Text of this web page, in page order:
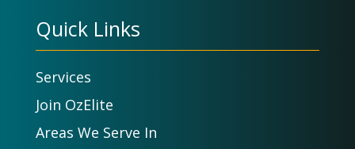
Quick Links
Services
Join OzElite
Areas We Serve In